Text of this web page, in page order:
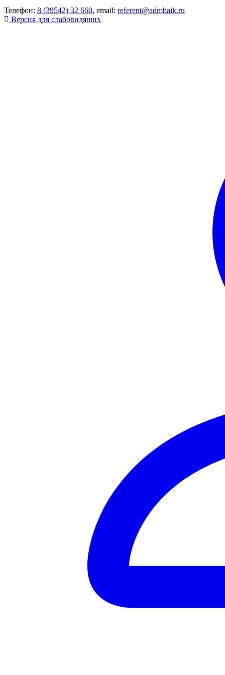
Телефон: 8 (39542) 32 660, email: referent@admbaik.ru
Версия для слабовидящих